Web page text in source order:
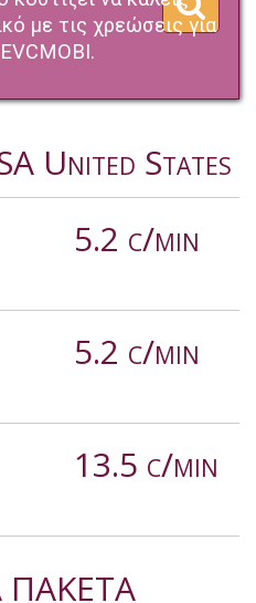
με τις χρεώσεις για
United States
5.2 c/min
5.2 c/min
13.5 c/min
ΠΑΚΕΤΑ